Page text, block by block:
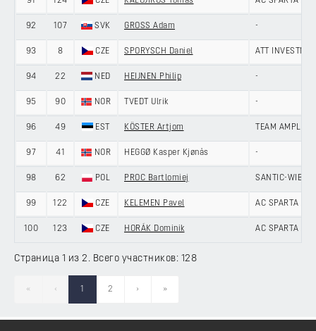
92 107 SVK GROSS Adam -
93 8 CZE SPORYSCH Daniel ATT
94 22 NED HEIJNEN Philip -
95 90 NOR TVEDT Ulrik -
96 49 EST KÖSTER Artjom TEAM
97 41 NOR HEGGØ Kasper Kjønås -
98 62 POL PROC Bartlomiej SANTIC-
99 122 CZE KELEMEN Pavel AC SPARTA
100 123 CZE HORÁK Dominik AC SPARTA
Страница 1 из 2. Всего участников: 128
« ‹ 1 2 › »